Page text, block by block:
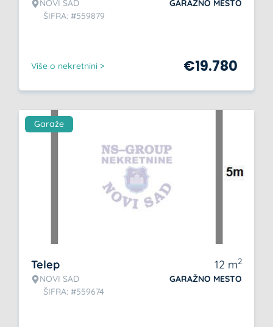
NOVI SAD
ŠIFRA: #559879
GARAŽNO MESTO
Više o nekretnini > €19.780
Garaže
Telep
NOVI SAD
ŠIFRA: #559674
12 m2
GARAŽNO MESTO